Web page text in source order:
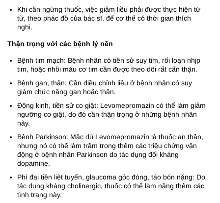
Khi cần ngừng thuốc, việc giảm liều phải được thực hiện từ
từ, theo phác đồ của bác sĩ, để cơ thể có thời gian thích
nghi.
Thận trọng với các bệnh lý nền
Bệnh tim mạch: Bệnh nhân có tiền sử suy tim, rối loạn nhịp
tim, hoặc nhồi máu cơ tim cần được theo dõi rất cẩn thận.
Bệnh gan, thận: Cần điều chỉnh liều ở bệnh nhân có suy
giảm chức năng gan hoặc thận.
Động kinh, tiền sử co giật: Levomepromazin có thể làm giảm
ngưỡng co giật, do đó cần thận trọng ở những bệnh nhân
này.
Bệnh Parkinson: Mặc dù Levomepromazin là thuốc an thần,
nhưng nó có thể làm trầm trọng thêm các triệu chứng vận
động ở bệnh nhân Parkinson do tác dụng đối kháng
dopamine.
Phì đại tiền liệt tuyến, glaucoma góc đóng, táo bón nặng: Do
tác dụng kháng cholinergic, thuốc có thể làm nặng thêm các
tình trạng này.